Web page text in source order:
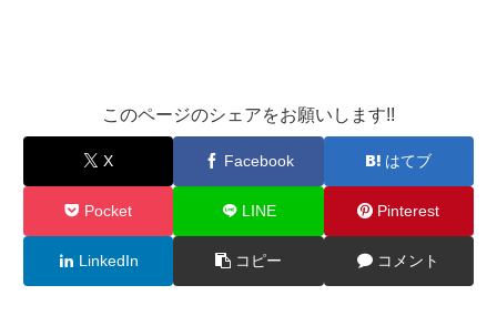
このページのシェアをお願いします!!
X Facebook はてブ
Pocket LINE Pinterest
LinkedIn コピー コメント